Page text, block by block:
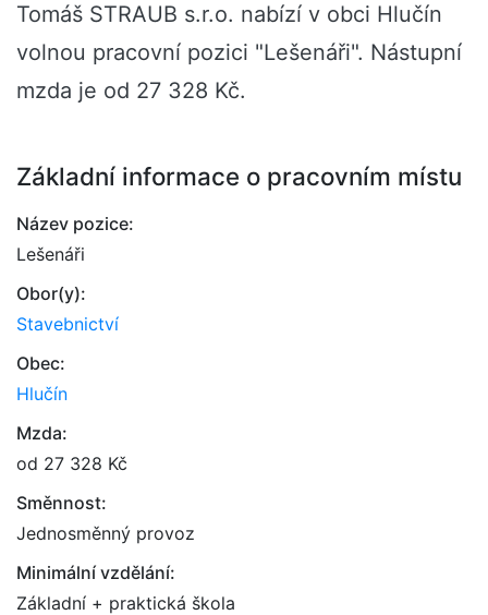
Tomáš STRAUB s.r.o. nabízí v obci Hlučín
volnou pracovní pozici "Lešenáři". Nástupní
mzda je od 27 328 Kč.
Základní informace o pracovním místu
Název pozice:
Lešenáři
Obor(y):
Stavebnictví
Obec:
Hlučín
Mzda:
od 27 328 Kč
Směnnost:
Jednosměnný provoz
Minimální vzdělání:
Základní + praktická škola